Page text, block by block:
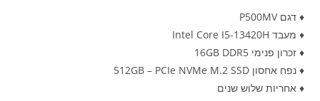
♦ דגם P500MV
♦ מעבד Intel Core I5-13420H
♦ זכרון פנימי 16GB DDR5
♦ נפח אחסון 512GB – PCIe NVMe M.2 SSD
♦ אחריות שלוש שנים